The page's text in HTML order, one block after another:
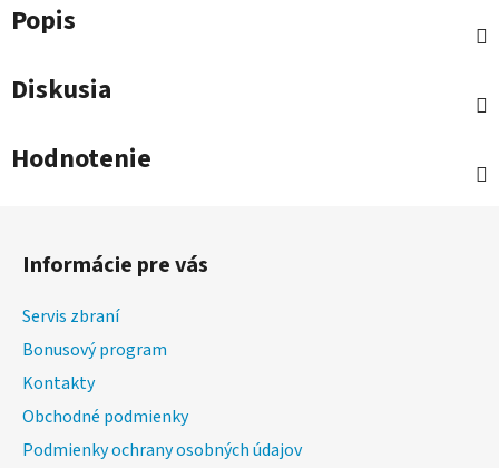
Popis
Diskusia
Hodnotenie
Informácie pre vás
Servis zbraní
Bonusový program
Kontakty
Obchodné podmienky
Podmienky ochrany osobných údajov